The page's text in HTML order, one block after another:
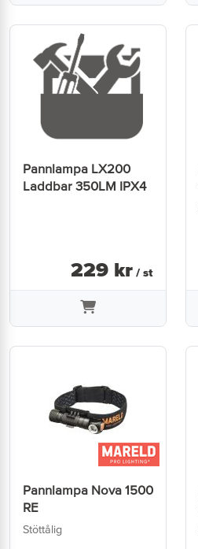
Pannlampa LX200
Laddbar 350LM IPX4
229 kr / st
Pannlampa Nova 1500
RE
Stöttålig